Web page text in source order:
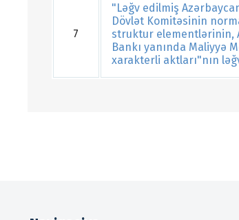
7
"Ləğv edilmiş
Dövlət Komitəsinin
struktur elementlərinin,
Bankı yanında Maliyyə
xarakterli aktları"nın